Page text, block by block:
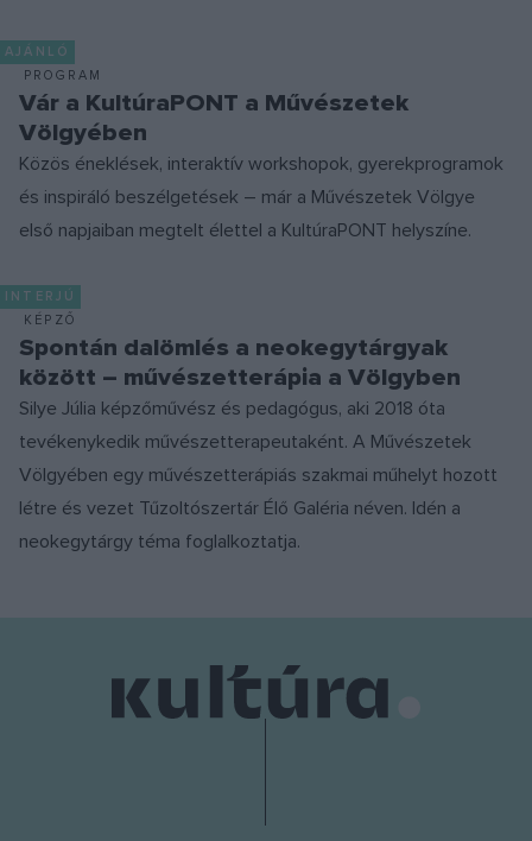
AJÁNLÓ
PROGRAM
Vár a KultúraPONT a Művészetek
Völgyében
Közös éneklések, interaktív workshopok, gyerekprogramok
és inspiráló beszélgetések – már a Művészetek Völgye
első napjaiban megtelt élettel a KultúraPONT helyszíne.
INTERJÚ
KÉPZŐ
Spontán dalömlés a neokegytárgyak
között – művészetterápia a Völgyben
Silye Júlia képzőművész és pedagógus, aki 2018 óta
tevékenykedik művészetterapeutaként. A Művészetek
Völgyében egy művészetterápiás szakmai műhelyt hozott
létre és vezet Tűzoltószertár Élő Galéria néven. Idén a
neokegytárgy téma foglalkoztatja.